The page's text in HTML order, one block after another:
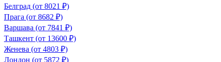
Белград (от 8021 ₽)
Прага (от 8682 ₽)
Варшава (от 7841 ₽)
Ташкент (от 13600 ₽)
Женева (от 4803 ₽)
Лондон (от 5872 ₽)